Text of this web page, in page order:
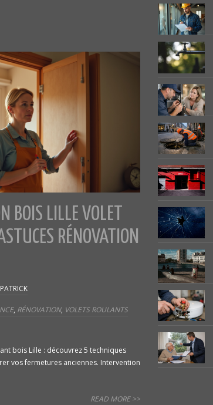
BOIS LILLE VOLET
RÉNOVATION
PATRICK
, RÉNOVATION, VOLETS ROULANTS
bois Lille : découvrez 5 techniques
vos fermetures anciennes. Intervention
READ MORE >>